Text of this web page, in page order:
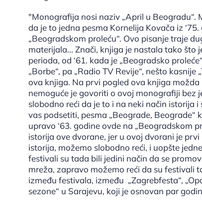
"Monografija nosi naziv „April u Beogradu“.
da je to jedna pesma Kornelija Kovača iz
„Beogradskom proleću“. Ovo pisanje traje
materijala... Znači, knjiga je nastala tako što
perioda, od ‘61. kada je „Beogradsko
„Borbe“, pa „Radio TV Revije“, nešto
ova knjiga. Na prvi pogled ova knjiga
nemoguće je govoriti o ovoj monografiji bez
slobodno reći da je to i na neki način istorija
vas podsetiti, pesma „Beograde,
upravo ‘63. godine ovde na „Beogradskom
istorija ove dvorane, jer u ovoj dvorani je prvi
istorija, možemo slobodno reći, i uopšte
festivali su tada bili jedini način da se
mreža, zapravo možemo reći da su festivali
između festivala, između „Zagrebfesta“,
sezone“ u Sarajevu, koji je osnovan par